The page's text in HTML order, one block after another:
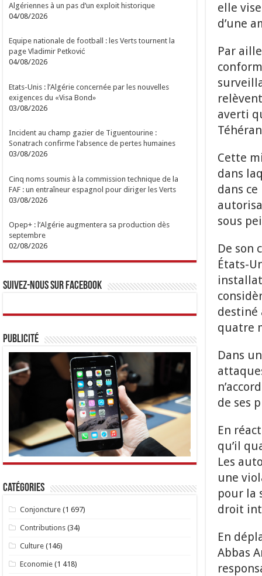
elle
d’une
Par
averti
Cette
dans
dans
sous
De son
États-
destiné
quatre
Dans
de ses
En
qu’il
Les
une
pour la
droit
En
Abbas
Algériennes à un pas d’un exploit historique
04/08/2026
Equipe nationale de football : les Verts tournent la
page Vladimir Petković
04/08/2026
Etats-Unis : l’Algérie concernée par les nouvelles
exigences du «Visa Bond»
03/08/2026
Incident au champ gazier de Tiguentourine :
Sonatrach confirme l’absence de pertes humaines
03/08/2026
Cinq noms soumis à la commission technique de la
FAF : un entraîneur espagnol pour diriger les Verts
03/08/2026
Opep+ : l’Algérie augmentera sa production dès
septembre
02/08/2026
Suivez-nous sur Facebook
Publicité
Catégories
Conjoncture (1 697)
Contributions (34)
Culture (146)
Economie (1 418)